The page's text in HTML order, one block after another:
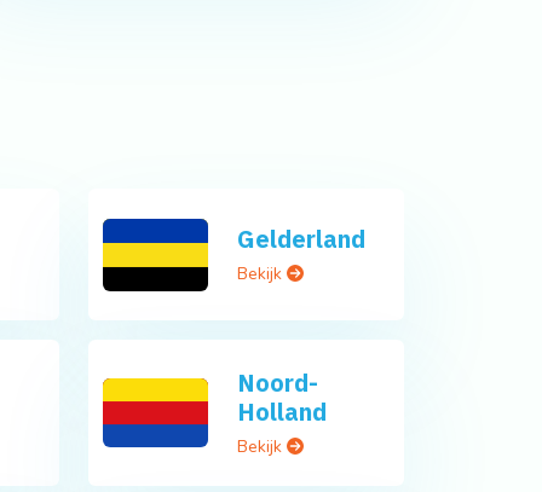
Gelderland
Bekijk
Noord-
Holland
Bekijk